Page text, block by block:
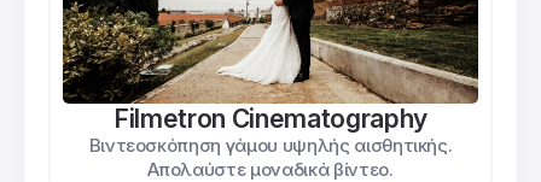
Filmetron Cinematography
Βιντεοσκόπηση γάμου υψηλής αισθητικής.
Απολαύστε μοναδικά βίντεο.